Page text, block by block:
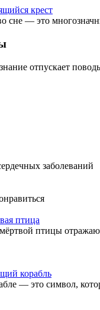
крест
сне — это
отпускает
заболеваний
птица
птицы
корабль
— это символ,